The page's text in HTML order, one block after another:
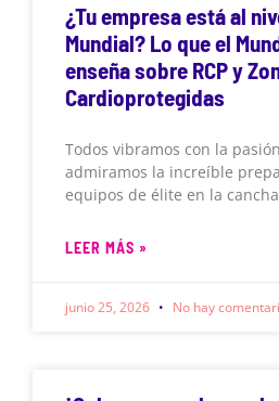
¿Tu empresa está al
Mundial? Lo que el
enseña sobre RCP y
Cardioprotegidas
Todos vibramos con la
admiramos la increíble
equipos de élite en la
LEER MÁS »
junio 25, 2026 No hay